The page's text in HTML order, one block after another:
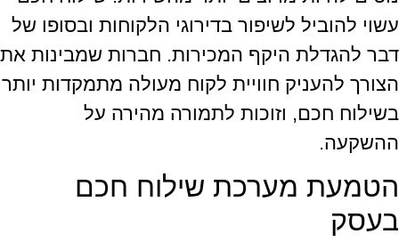
עשוי להוביל לשיפור בדירוגי הלקוחות ובסופו של
דבר להגדלת היקף המכירות. חברות שמבינות את
הצורך להעניק חוויית לקוח מעולה מתמקדות יותר
בשילוח חכם, וזוכות לתמורה מהירה על
ההשקעה.
הטמעת מערכת שילוח חכם
בעסק